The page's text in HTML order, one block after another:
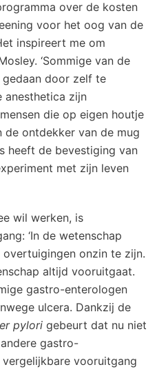
over de kosten
voor het oog van de
inspireert me om
‘Sommige van de
door zelf te
anesthetica zijn
die op eigen houtje
de ontdekker van de mug
heeft de bevestiging van
met zijn leven
wil werken, is
‘In de wetenschap
onzin te zijn.
altijd vooruitgaat.
gastro-enterologen
ulcera. Dankzij de
pylori gebeurt dat nu niet
gastro-
vooruitgang